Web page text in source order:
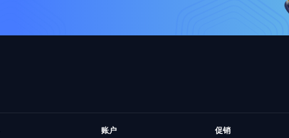
账户 促销